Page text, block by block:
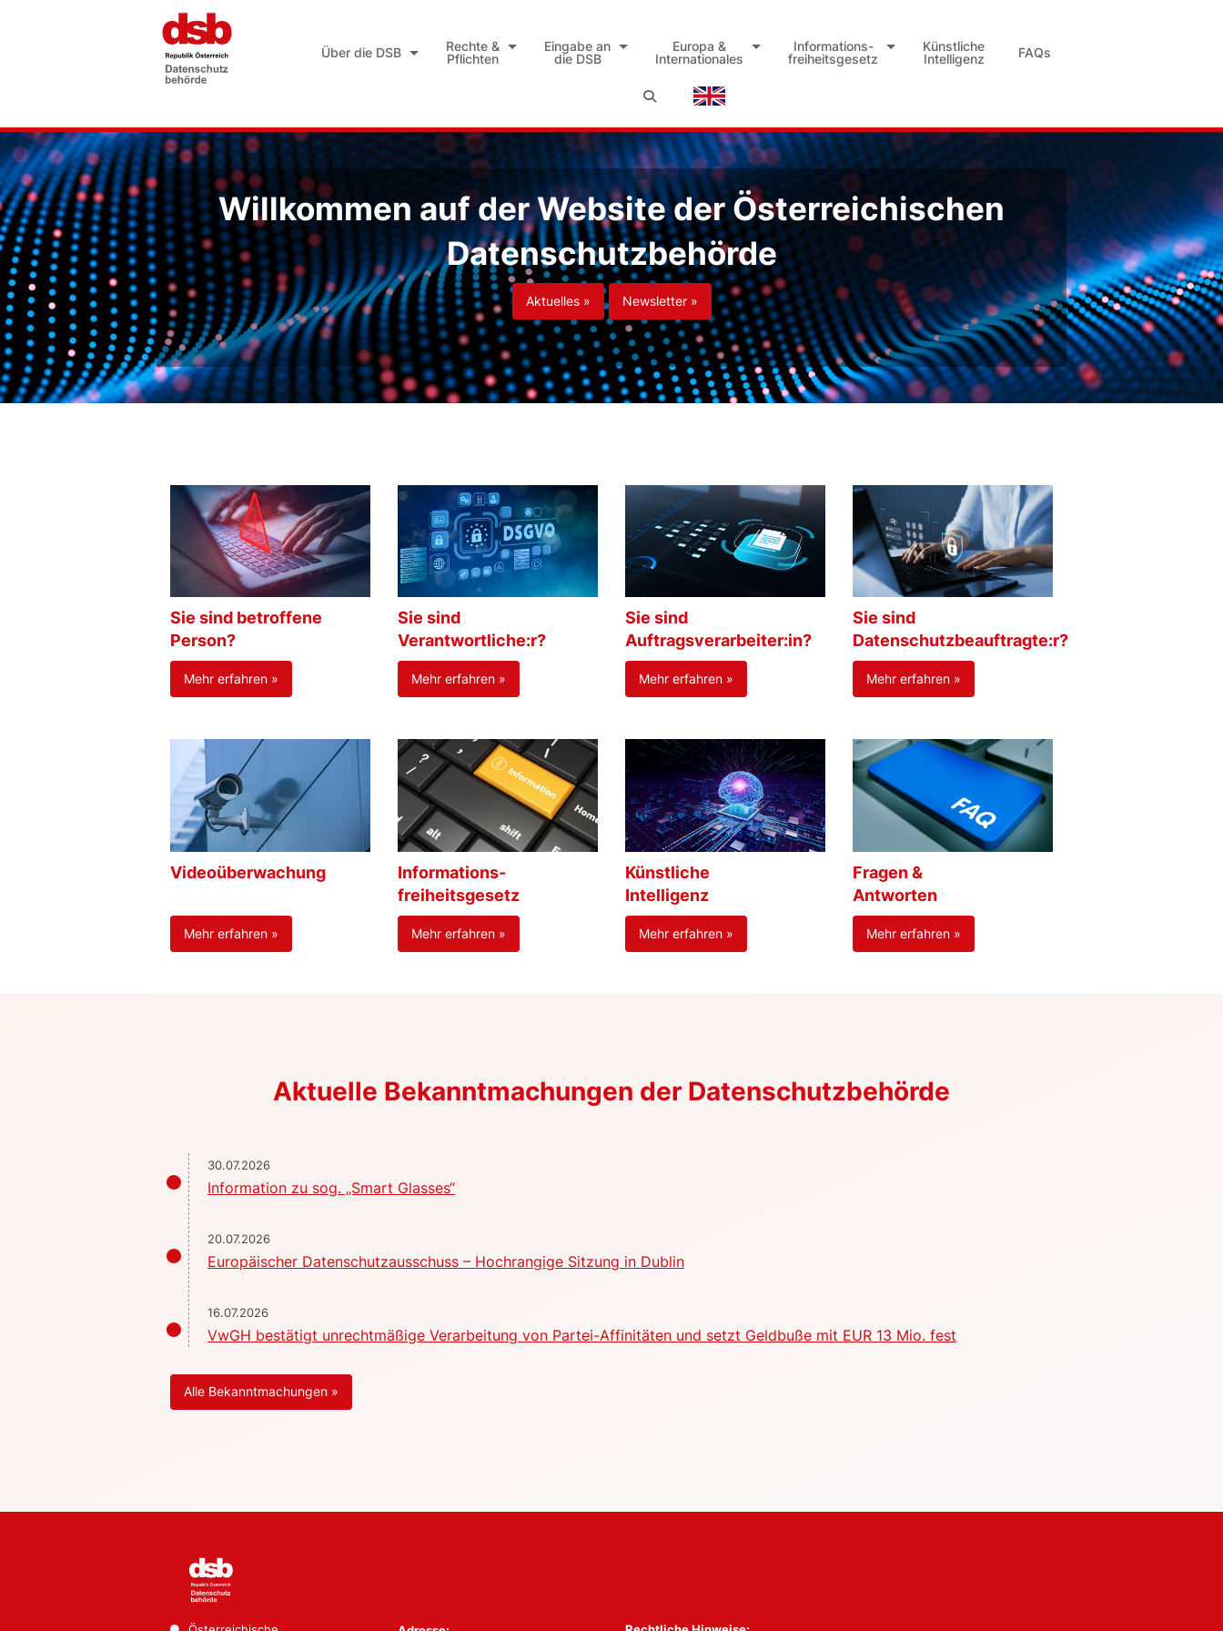
Über die DSB
Rechte &
Pflichten
Eingabe an
die DSB
Europa &
Internationales
Informations-
freiheitsgesetz
Künstliche
Intelligenz
FAQs
Willkommen auf der Website der Österreichischen
Datenschutzbehörde
Aktuelles » Newsletter »
Sie sind betroffene
Person?
Mehr erfahren »
Sie sind
Verantwortliche:r?
Mehr erfahren »
Sie sind
Auftragsverarbeiter:in?
Mehr erfahren »
Sie sind
Datenschutzbeauftragte:r?
Mehr erfahren »
Videoüberwachung
Mehr erfahren »
Informations-
freiheitsgesetz
Mehr erfahren »
Künstliche
Intelligenz
Mehr erfahren »
Fragen &
Antworten
Mehr erfahren »
Aktuelle Bekanntmachungen der Datenschutzbehörde
30.07.2026
Information zu sog. „Smart Glasses“
20.07.2026
Europäischer Datenschutzausschuss – Hochrangige Sitzung in Dublin
16.07.2026
VwGH bestätigt unrechtmäßige Verarbeitung von Partei-Affinitäten und setzt Geldbuße mit EUR 13 Mio. fest
Alle Bekanntmachungen »